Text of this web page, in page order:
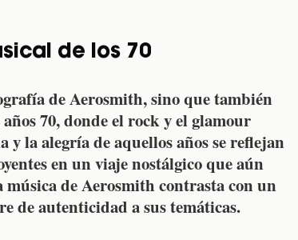
de los 70
deAerosmith, sino que también
70, donde el rock y el glamour
la alegría de aquellos años se reflejan
en un viaje nostálgico que aún
música deAerosmith contrasta con un
de autenticidad a sus temáticas.